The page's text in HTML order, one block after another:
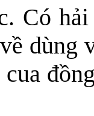
Có
dùng